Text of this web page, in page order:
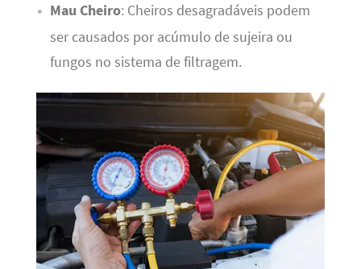
Mau Cheiro: Cheiros desagradáveis podem
ser causados por acúmulo de sujeira ou
fungos no sistema de filtragem.